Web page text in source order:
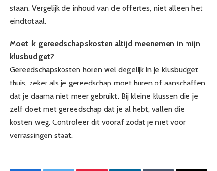
staan. Vergelijk de inhoud van de offertes, niet alleen het
eindtotaal.
Moet ik gereedschapskosten altijd meenemen in mijn
klusbudget?
Gereedschapskosten horen wel degelijk in je klusbudget
thuis, zeker als je gereedschap moet huren of aanschaffen
dat je daarna niet meer gebruikt. Bij kleine klussen die je
zelf doet met gereedschap dat je al hebt, vallen die
kosten weg. Controleer dit vooraf zodat je niet voor
verrassingen staat.